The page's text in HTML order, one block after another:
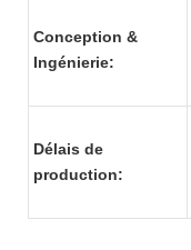
Conception &
Ingénierie:
Délais de
production: